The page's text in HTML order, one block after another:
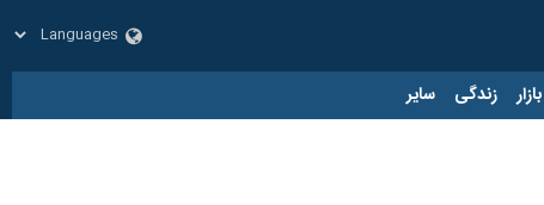
بازار زندگی سایر